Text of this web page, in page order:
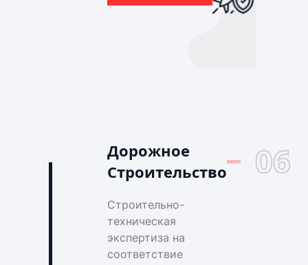
Дорожное
Строительство
06
Строительно-
техническая
экспертиза на
соответствие